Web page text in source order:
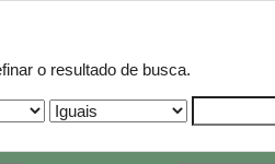
o resultado de busca.